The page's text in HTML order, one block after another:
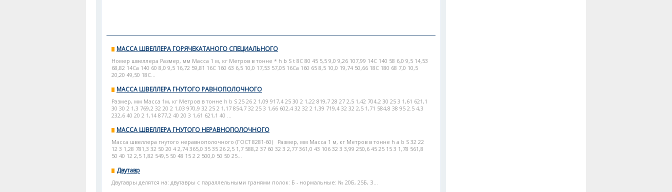
МАССА ШВЕЛЛЕРА ГОРЯЧЕКАТАНОГО СПЕЦИАЛЬНОГО
Номер швеллера Размер, мм Масса 1 м, кг Метров в тонне * h b S t 8С 80 45 5,5 9,0 9,26 107,99 14С 140 58 6,0 9,5 14,53
68,82 14Са 140 60 8,0 9,5 16,72 59,81 16С 160 63 6,5 10,0 17,53 57,05 16Са 160 65 8,5 10,0 19,74 50,66 18С 180 68 7,0 10,5
20,20 49,50 18С...
МАССА ШВЕЛЛЕРА ГНУТОГО РАВНОПОЛОЧНОГО
Размер, мм Масса 1м, кг Метров в тонне h b S 25 26 2 1,09 917,4 25 30 2 1,22 819,7 28 27 2,5 1,42 704,2 30 25 3 1,61 621,1
30 30 2 1,3 769,2 32 20 2 1,03 970,9 32 25 2 1,17 854,7 32 25 3 1,66 602,4 32 32 2 1,39 719,4 32 32 2,5 1,71 584,8 38 95 2.5 4,3
232,6 40 20 2 1,14 877,2 40 20 3 1,61 621,1 40 ...
МАССА ШВЕЛЛЕРА ГНУТОГО НЕРАВНОПОЛОЧНОГО
Масса швеллера гнутого неравнополочного (ГОСТ 8281-60) Размер, мм Масса 1 м, кг Метров в тонне h a b S 32 22
12 3 1,28 781,3 32 50 20 4 2,74 365,0 35 35 26 2,5 1,7 588,2 37 60 32 3 2,77 361,0 43 106 32 3 3,99 250,6 45 25 15 3 1,78 561,8
50 40 12 2,5 1,82 549,5 50 48 15 2 2 500,0 50 50 25...
Двутавр
Двутавры делятся на: двутавры с параллельными гранями полок: Б - нормальные: № 20Б, 25Б, З...